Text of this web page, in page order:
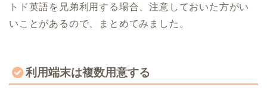
トド英語を兄弟利用する場合、注意しておいた方がい
いことがあるので、まとめてみました。
利用端末は複数用意する